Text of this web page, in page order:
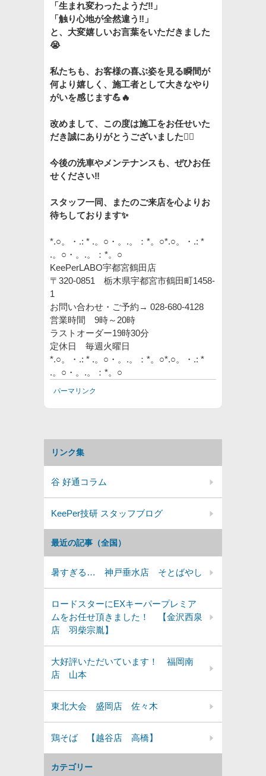
「生まれ変わったようだ‼️」
「触り心地が全然違う‼️」
と、大変嬉しいお言葉をいただきました
😭
私たちも、お客様の喜ぶ姿を見る瞬間が
何より嬉しく、施工者として大きなやり
がいを感じます💪🔥
改めまして、この度は施工をお任せいた
だき誠にありがとうございました🙇‍♂️
今後の洗車やメンテナンスも、ぜひお任
せください‼️
スタッフ一同、またのご来店を心よりお
待ちしております✨
*.○。・.: * .。○ ・。.。：*。○*.○。・.: *
.。○・。.。：*。○
KeePerLABO宇都宮鶴田店
〒320-0851 栃木県宇都宮市鶴田町1458-
1
お問い合わせ・ご予約→ 028-680-4128
営業時間 9時～20時
ラストオーダー19時30分
定休日 毎週火曜日
*.○。・.: * .。○・。.。：*。○*.○。・.: *
.。○・。.。：*。○
パーマリンク
カテゴリー
最近の記事（全国）
暑すぎる… 神戸垂水店 そとばやし
ロードスターにEXキーパープレミア
ムをお任せ頂きました！ 【金沢西泉
店 羽柴宗胤】
大好評いただいています！ 福岡南
店 山本
東北大会 盛岡店 佐々木
鶏そば 【越谷店 高橋】
リンク集
谷 好通コラム
KeePer技研 スタッフブログ